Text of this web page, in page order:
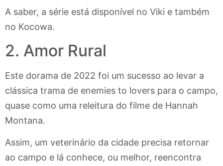
A saber, a série está disponível no Viki e também
no Kocowa.
2. Amor Rural
Este dorama de 2022 foi um sucesso ao levar a
clássica trama de enemies to lovers para o campo,
quase como uma releitura do filme de Hannah
Montana.
Assim, um veterinário da cidade precisa retornar
ao campo e lá conhece, ou melhor, reencontra